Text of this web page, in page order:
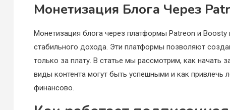
Монетизация Блога Через
Монетизация блога через платформы Patreon и
стабильного дохода. Эти платформы позволяют
только за плату. В статье мы рассмотрим, как начать
виды контента могут быть успешными и как привлечь
финансово.